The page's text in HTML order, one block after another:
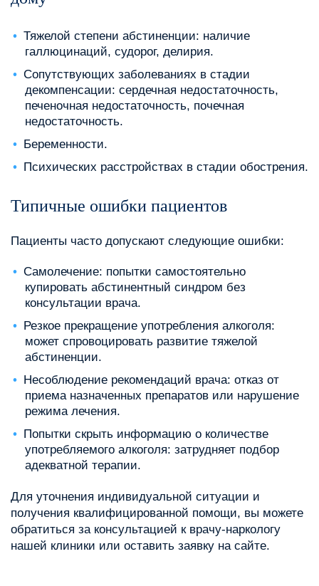
Тяжелой степени абстиненции: наличие
галлюцинаций, судорог, делирия.
Сопутствующих заболеваниях в стадии
декомпенсации: сердечная недостаточность,
печеночная недостаточность, почечная
недостаточность.
Беременности.
Психических расстройствах в стадии обострения.
Типичные ошибки пациентов
Пациенты часто допускают следующие ошибки:
Самолечение: попытки самостоятельно
купировать абстинентный синдром без
консультации врача.
Резкое прекращение употребления алкоголя:
может спровоцировать развитие тяжелой
абстиненции.
Несоблюдение рекомендаций врача: отказ от
приема назначенных препаратов или нарушение
режима лечения.
Попытки скрыть информацию о количестве
употребляемого алкоголя: затрудняет подбор
адекватной терапии.
Для уточнения индивидуальной ситуации и
получения квалифицированной помощи, вы можете
обратиться за консультацией к врачу-наркологу
нашей клиники или оставить заявку на сайте.